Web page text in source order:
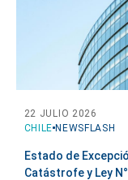
CHILE NEWSFLASH
22 JULIO 2026
Estado de
Catástrofe y Ley N°